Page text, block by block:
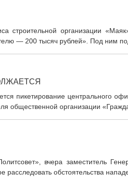
строительной организации
— 200 тысяч рублей». Под ним
пикетирование центрального
общественной организации
вчера заместитель
обстоятельства